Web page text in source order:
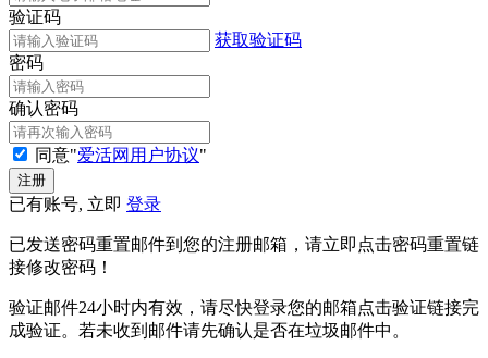
验证码
获取验证码
密码
确认密码
同意"爱活网用户协议"
已有账号, 立即 登录
已发送密码重置邮件到您的注册邮箱，请立即点击密码重置链
接修改密码！
验证邮件24小时内有效，请尽快登录您的邮箱点击验证链接完
成验证。若未收到邮件请先确认是否在垃圾邮件中。